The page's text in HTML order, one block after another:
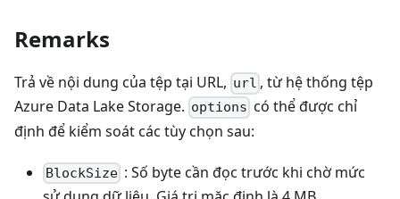
Remarks
Trả về nội dung của tệp tại URL, url , từ hệ thống tệp
Azure Data Lake Storage. options có thể được chỉ
định để kiểm soát các tùy chọn sau:
BlockSize : Số byte cần đọc trước khi chờ mức